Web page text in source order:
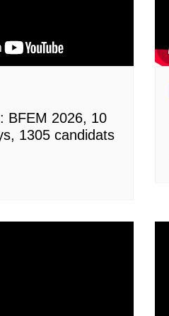
BFEM 2026, 10
1305 candidats